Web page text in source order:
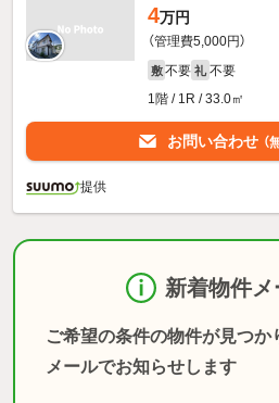
4万円
（管理費5,000円）
敷 不要 礼 不要
1階 / 1R / 33.0㎡
お問い合わせ （
提供
新着物件
ご希望の条件の物件が見つか
メールでお知らせします